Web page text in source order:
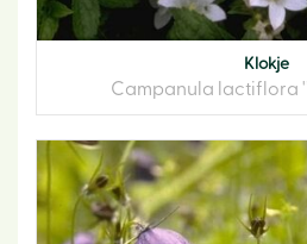
Klokje
Campanula lactiflora